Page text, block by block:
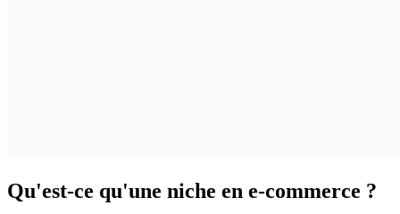
Qu'est-ce qu'une niche en e-commerce ?